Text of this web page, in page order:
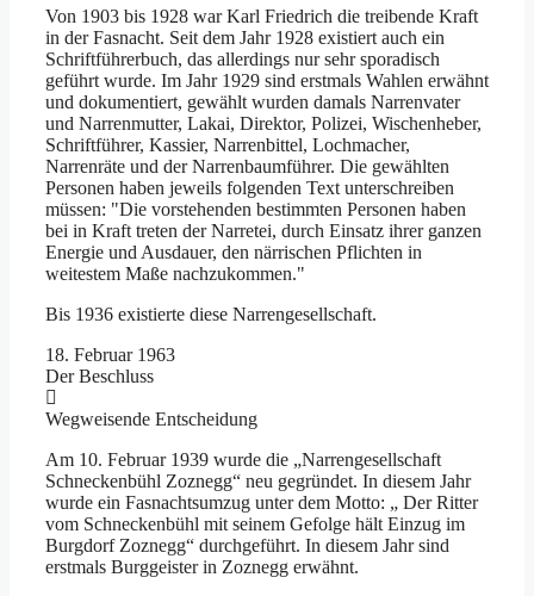
Von 1903 bis 1928 war Karl Friedrich die treibende Kraft
in der Fasnacht. Seit dem Jahr 1928 existiert auch ein
Schriftführerbuch, das allerdings nur sehr sporadisch
geführt wurde. Im Jahr 1929 sind erstmals Wahlen erwähnt
und dokumentiert, gewählt wurden damals Narrenvater
und Narrenmutter, Lakai, Direktor, Polizei, Wischenheber,
Schriftführer, Kassier, Narrenbittel, Lochmacher,
Narrenräte und der Narrenbaumführer. Die gewählten
Personen haben jeweils folgenden Text unterschreiben
müssen: "Die vorstehenden bestimmten Personen haben
bei in Kraft treten der Narretei, durch Einsatz ihrer ganzen
Energie und Ausdauer, den närrischen Pflichten in
weitestem Maße nachzukommen."
Bis 1936 existierte diese Narrengesellschaft.
18. Februar 1963
Der Beschluss
Wegweisende Entscheidung
Am 10. Februar 1939 wurde die „Narrengesellschaft
Schneckenbühl Zoznegg“ neu gegründet. In diesem Jahr
wurde ein Fasnachtsumzug unter dem Motto: „ Der Ritter
vom Schneckenbühl mit seinem Gefolge hält Einzug im
Burgdorf Zoznegg“ durchgeführt. In diesem Jahr sind
erstmals Burggeister in Zoznegg erwähnt.